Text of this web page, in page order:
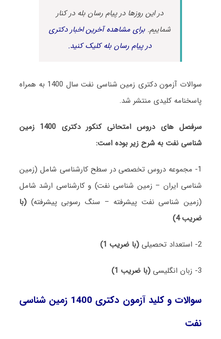
در این روزها در پیام رسان بله در کنار
شماییم.برای مشاهده آخرین اخبار دکتری
در پیام رسان بله کلیک کنید.
سوالات آزمون دکتری زمین شناسی نفت سال 1400 به همراه
پاسخنامه کلیدی منتشر شد.
سرفصل های دروس امتحانی کنکور دکتری 1400 زمین
شناسی نفت به شرح زیر بوده است:
1- مجموعه دروس تخصصی در سطح کارشناسی شامل (زمین
شناسی ایران – زمین شناسی نفت) و کارشناسی ارشد شامل
(زمین شناسی نفت پیشرفته – سنگ رسوبی پیشرفته)(با
ضریب 4)
2- استعداد تحصیلی (با ضریب 1)
3- زبان انگلیسی (با ضریب 1)
سوالات و کلید آزمون دکتری 1400 زمین شناسی
نفت